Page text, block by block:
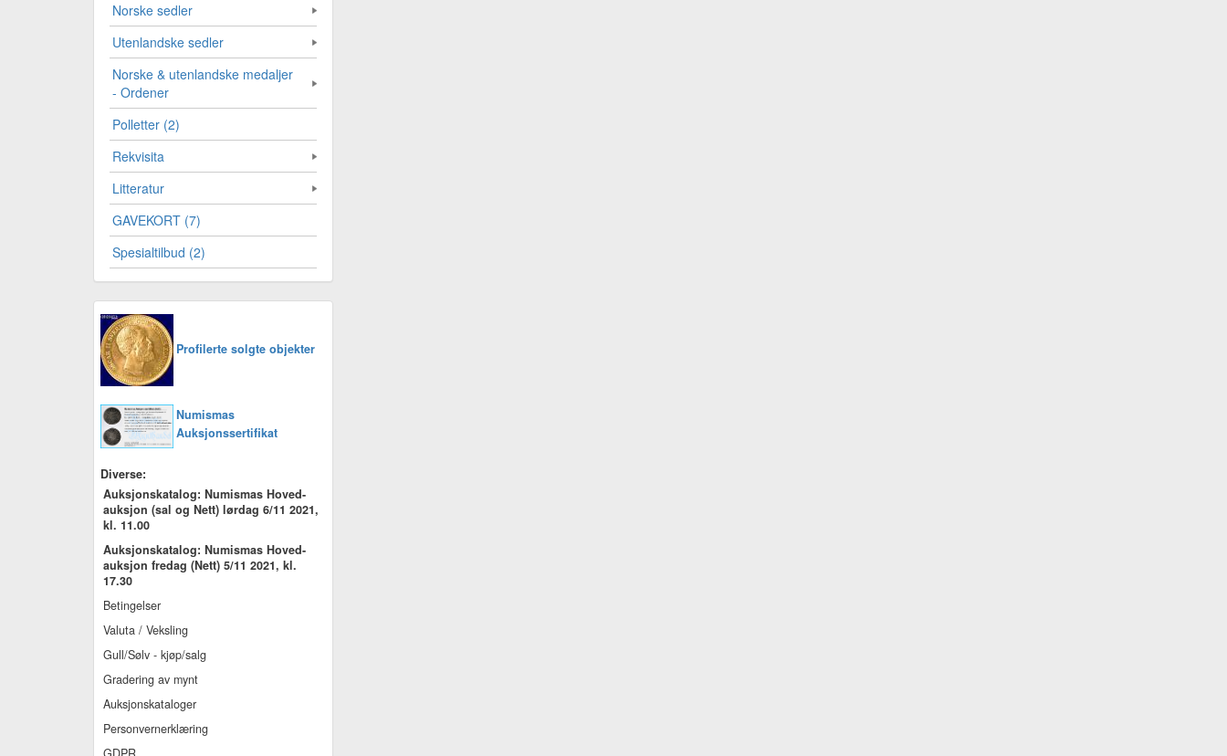
Norske sedler
Utenlandske sedler
Norske & utenlandske medaljer
- Ordener
Polletter (2)
Rekvisita
Litteratur
GAVEKORT (7)
Spesialtilbud (2)
Profilerte solgte objekter
Numismas
Auksjonssertifikat
Diverse:
Auksjonskatalog: Numismas Hoved-
auksjon (sal og Nett) lørdag 6/11 2021,
kl. 11.00
Auksjonskatalog: Numismas Hoved-
auksjon fredag (Nett) 5/11 2021, kl.
17.30
Betingelser
Valuta / Veksling
Gull/Sølv - kjøp/salg
Gradering av mynt
Auksjonskataloger
Personvernerklæring